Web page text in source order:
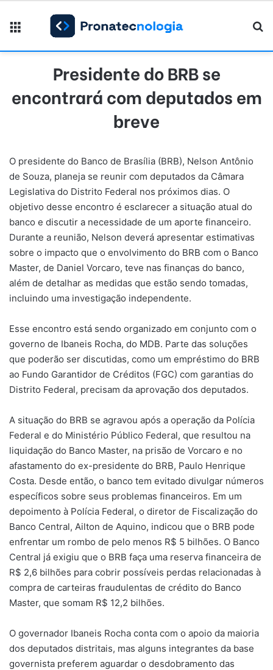
Presidente do BRB se
encontrará com deputados em
breve
O presidente do Banco de Brasília (BRB), Nelson Antônio
de Souza, planeja se reunir com deputados da Câmara
Legislativa do Distrito Federal nos próximos dias. O
objetivo desse encontro é esclarecer a situação atual do
banco e discutir a necessidade de um aporte financeiro.
Durante a reunião, Nelson deverá apresentar estimativas
sobre o impacto que o envolvimento do BRB com o Banco
Master, de Daniel Vorcaro, teve nas finanças do banco,
além de detalhar as medidas que estão sendo tomadas,
incluindo uma investigação independente.
Esse encontro está sendo organizado em conjunto com o
governo de Ibaneis Rocha, do MDB. Parte das soluções
que poderão ser discutidas, como um empréstimo do BRB
ao Fundo Garantidor de Créditos (FGC) com garantias do
Distrito Federal, precisam da aprovação dos deputados.
A situação do BRB se agravou após a operação da Polícia
Federal e do Ministério Público Federal, que resultou na
liquidação do Banco Master, na prisão de Vorcaro e no
afastamento do ex-presidente do BRB, Paulo Henrique
Costa. Desde então, o banco tem evitado divulgar números
específicos sobre seus problemas financeiros. Em um
depoimento à Polícia Federal, o diretor de Fiscalização do
Banco Central, Ailton de Aquino, indicou que o BRB pode
enfrentar um rombo de pelo menos R$ 5 bilhões. O Banco
Central já exigiu que o BRB faça uma reserva financeira de
R$ 2,6 bilhões para cobrir possíveis perdas relacionadas à
compra de carteiras fraudulentas de crédito do Banco
Master, que somam R$ 12,2 bilhões.
O governador Ibaneis Rocha conta com o apoio da maioria
dos deputados distritais, mas alguns integrantes da base
governista preferem aguardar o desdobramento das